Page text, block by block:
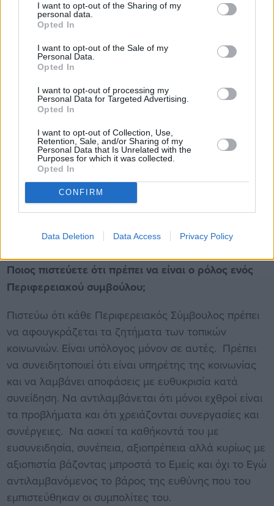
I want to opt-out of the Sharing of my
personal data.
Opted In
I want to opt-out of the Sale of my
Personal Data.
Opted In
I want to opt-out of processing my
Personal Data for Targeted Advertising.
Opted In
I want to opt-out of Collection, Use,
Retention, Sale, and/or Sharing of my
Personal Data that Is Unrelated with the
Purposes for which it was collected.
Opted In
CONFIRM
Data Deletion Data Access Privacy Policy
Μπορούμε να «εκμεταλλευτούμε» τα
εκατομμύρια απόδημων Ελλήνων
δεύτερης και τρίτης γενιάς, που
επιθυμούν να γνωρίσουν καλύτερα την
κουλτούρα της τα ήθη και τα έθιμά της.
Όλα αυτά θα πρέπει να γίνουν με
σεβασμό.
Ποιος πιστεύετε ότι πρέπει να είναι ο ρόλος ενός
Περιφερειακού συμβούλου;
Πιστεύω ότι κάθε Περιφερειακός Σύμβουλος πρέπει
να αφουγκράζεται τα ζητήματα των τοπικών
κοινωνιών. Είναι υπόλογος μόνον σε αυτές. Πρέπει
να συνειδητοποιεί ότι είναι υπηρέτης της κοινωνίας
και να λαμβάνει αποφάσεις με ευθυκρισία κατά
συνείδηση. Να αντιλαμβάνεται ότι μόνοι εχθροί είναι
τα προβλήματα και ότι χρειάζονται συνεργασίες και
συνέργειες. Να ασκεί τα καθήκοντά του με
ευσυνειδησία, συνέπεια, αξιοπρέπεια αλλά κυρίως με
αξιοπιστία βάζοντας μπροστά το Εμείς και όχι το Εγώ
αντιλαμβανόμενος το βάρος της ευθύνης που του
εμπιστεύθηκαν οι συμπολίτες του.